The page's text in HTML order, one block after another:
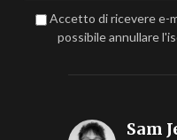
Accetto di ricevere e-
possibile annullare
Sam